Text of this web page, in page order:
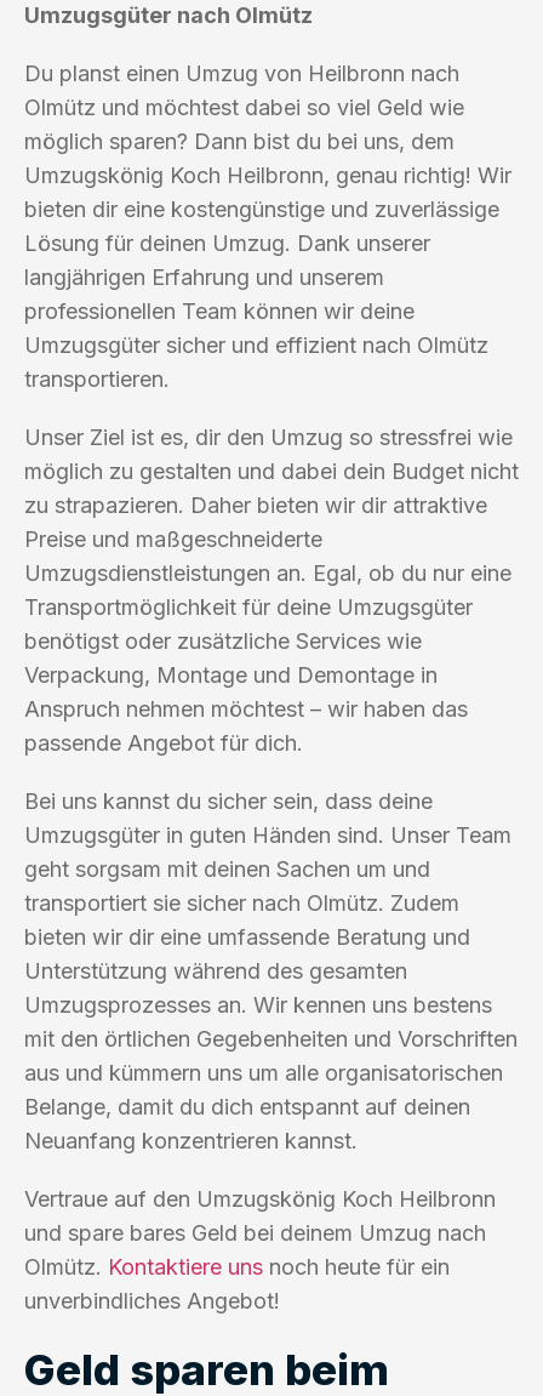
Umzugsgüter nach Olmütz
Du planst einen Umzug von Heilbronn nach
Olmütz und möchtest dabei so viel Geld wie
möglich sparen? Dann bist du bei uns, dem
Umzugskönig Koch Heilbronn, genau richtig! Wir
bieten dir eine kostengünstige und zuverlässige
Lösung für deinen Umzug. Dank unserer
langjährigen Erfahrung und unserem
professionellen Team können wir deine
Umzugsgüter sicher und effizient nach Olmütz
transportieren.
Unser Ziel ist es, dir den Umzug so stressfrei wie
möglich zu gestalten und dabei dein Budget nicht
zu strapazieren. Daher bieten wir dir attraktive
Preise und maßgeschneiderte
Umzugsdienstleistungen an. Egal, ob du nur eine
Transportmöglichkeit für deine Umzugsgüter
benötigst oder zusätzliche Services wie
Verpackung, Montage und Demontage in
Anspruch nehmen möchtest – wir haben das
passende Angebot für dich.
Bei uns kannst du sicher sein, dass deine
Umzugsgüter in guten Händen sind. Unser Team
geht sorgsam mit deinen Sachen um und
transportiert sie sicher nach Olmütz. Zudem
bieten wir dir eine umfassende Beratung und
Unterstützung während des gesamten
Umzugsprozesses an. Wir kennen uns bestens
mit den örtlichen Gegebenheiten und Vorschriften
aus und kümmern uns um alle organisatorischen
Belange, damit du dich entspannt auf deinen
Neuanfang konzentrieren kannst.
Vertraue auf den Umzugskönig Koch Heilbronn
und spare bares Geld bei deinem Umzug nach
Olmütz. Kontaktiere uns noch heute für ein
unverbindliches Angebot!
Geld sparen beim